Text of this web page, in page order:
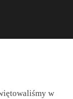
w